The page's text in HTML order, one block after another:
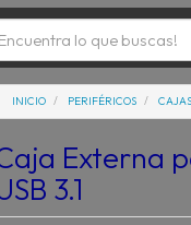
INICIO PERIFÉRICOS
Externa
3.1